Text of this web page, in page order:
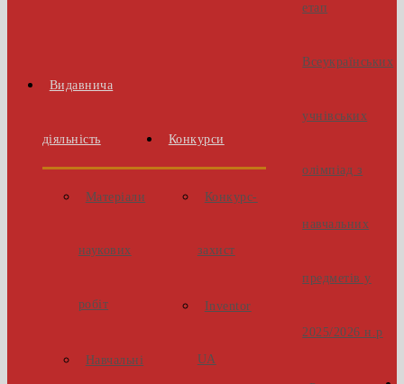
Видавнича
діяльність
Матеріали
наукових
робіт
Навчальні
Конкурси
Конкурс-
захист
Inventor
UA
етап
Всеукраїнських
учнівських
олімпіад з
навчальних
предметів у
2025/2026 н.р